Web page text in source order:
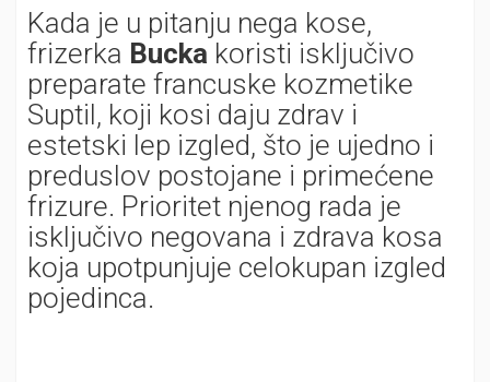
Kada je u pitanju nega kose,
frizerka Bucka koristi isključivo
preparate francuske kozmetike
Suptil, koji kosi daju zdrav i
estetski lep izgled, što je ujedno i
preduslov postojane i primećene
frizure. Prioritet njenog rada je
isključivo negovana i zdrava kosa
koja upotpunjuje celokupan izgled
pojedinca.